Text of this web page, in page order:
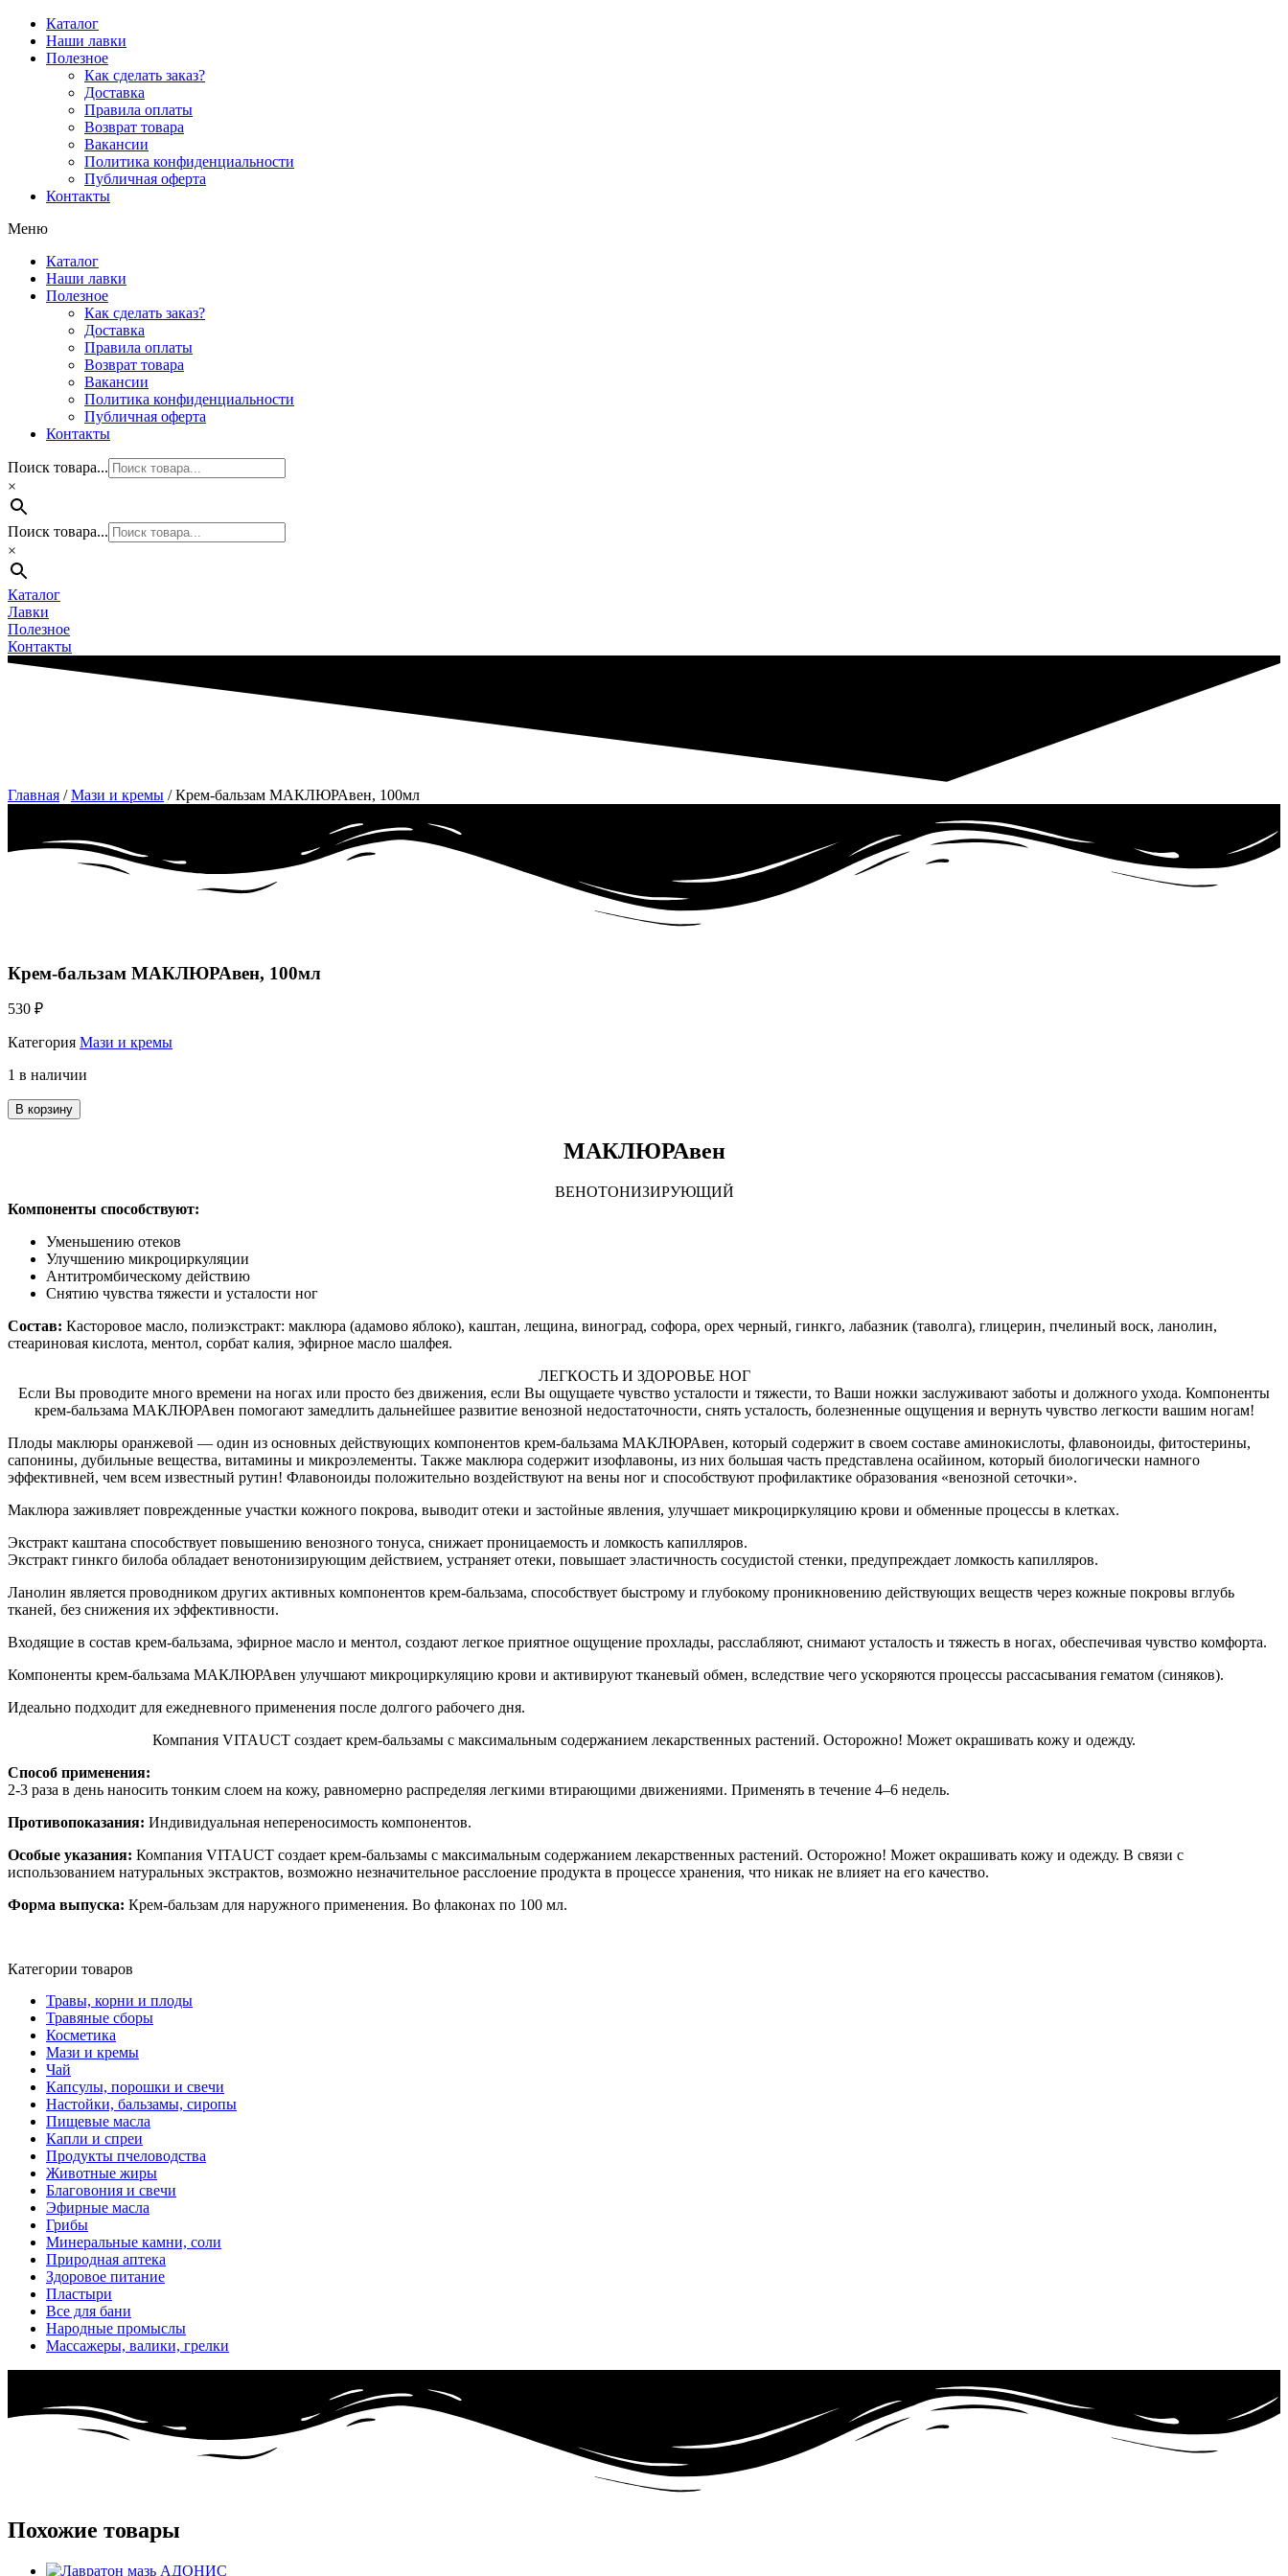
Перейти
содержимому
Каталог
Наши лавки
Полезное
Как сделать заказ?
Доставка
Правила оплаты
Возврат товара
Вакансии
Политика конфиденциальности
Публичная оферта
Контакты
Меню
Каталог
Наши лавки
Полезное
Как сделать заказ?
Доставка
Правила оплаты
Возврат товара
Вакансии
Политика конфиденциальности
Публичная оферта
Контакты
Поиск товара...
×
Поиск товара...
×
Каталог
Лавки
Полезное
Контакты
Главная /Мази и кремы / Крем-бальзам МАКЛЮРАвен, 100мл
Крем-бальзам МАКЛЮРАвен, 100мл
530 ₽
Категория Мази и кремы
1 в наличии
В корзину
МАКЛЮРАвен
ВЕНОТОНИЗИРУЮЩИЙ
Компоненты способствуют:
Уменьшению отеков
Улучшению микроциркуляции
Антитромбическому действию
Снятию чувства тяжести и усталости ног
Состав: Касторовое масло, полиэкстракт: маклюра (адамово яблоко), каштан, лещина, виноград, софора, орех черный, гинкго, лабазник (таволга), глицерин, пчелиный воск, ланолин,
стеариновая кислота, ментол, сорбат калия, эфирное масло шалфея.
ЛЕГКОСТЬ И ЗДОРОВЬЕ НОГ
Если Вы проводите много времени на ногах или просто без движения, если Вы ощущаете чувство усталости и тяжести, то Ваши ножки заслуживают заботы и должного ухода. Компоненты
крем-бальзама МАКЛЮРАвен помогают замедлить дальнейшее развитие венозной недостаточности, снять усталость, болезненные ощущения и вернуть чувство легкости вашим ногам!
Плоды маклюры оранжевой — один из основных действующих компонентов крем-бальзама МАКЛЮРАвен, который содержит в своем составе аминокислоты, флавоноиды, фитостерины,
сапонины, дубильные вещества, витамины и микроэлементы. Также маклюра содержит изофлавоны, из них большая часть представлена осайином, который биологически намного
эффективней, чем всем известный рутин! Флавоноиды положительно воздействуют на вены ног и способствуют профилактике образования «венозной сеточки».
Маклюра заживляет поврежденные участки кожного покрова, выводит отеки и застойные явления, улучшает микроциркуляцию крови и обменные процессы в клетках.
Экстракт каштана способствует повышению венозного тонуса, снижает проницаемость и ломкость капилляров.
Экстракт гинкго билоба обладает венотонизирующим действием, устраняет отеки, повышает эластичность сосудистой стенки, предупреждает ломкость капилляров.
Ланолин является проводником других активных компонентов крем-бальзама, способствует быстрому и глубокому проникновению действующих веществ через кожные покровы вглубь
тканей, без снижения их эффективности.
Входящие в состав крем-бальзама, эфирное масло и ментол, создают легкое приятное ощущение прохлады, расслабляют, снимают усталость и тяжесть в ногах, обеспечивая чувство комфорта.
Компоненты крем-бальзама МАКЛЮРАвен улучшают микроциркуляцию крови и активируют тканевый обмен, вследствие чего ускоряются процессы рассасывания гематом (синяков).
Идеально подходит для ежедневного применения после долгого рабочего дня.
Компания VITAUCT создает крем-бальзамы с максимальным содержанием лекарственных растений. Осторожно! Может окрашивать кожу и одежду.
Способ применения:
2-3 раза в день наносить тонким слоем на кожу, равномерно распределяя легкими втирающими движениями. Применять в течение 4–6 недель.
Противопоказания: Индивидуальная непереносимость компонентов.
Особые указания: Компания VITAUCT создает крем-бальзамы с максимальным содержанием лекарственных растений. Осторожно! Может окрашивать кожу и одежду. В связи с
использованием натуральных экстрактов, возможно незначительное расслоение продукта в процессе хранения, что никак не влияет на его качество.
Форма выпуска: Крем-бальзам для наружного применения. Во флаконах по 100 мл.
Категории товаров
Травы, корни и плоды
Травяные сборы
Косметика
Мази и кремы
Чай
Капсулы, порошки и свечи
Настойки, бальзамы, сиропы
Пищевые масла
Капли и спреи
Продукты пчеловодства
Животные жиры
Благовония и свечи
Эфирные масла
Грибы
Минеральные камни, соли
Природная аптека
Здоровое питание
Пластыри
Все для бани
Народные промыслы
Массажеры, валики, грелки​
Похожие товары